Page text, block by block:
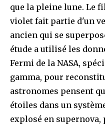
que la pleine lune. Le
violet fait partie d'un
ancien qui se
étude a utilisé les
Fermi de la NASA,
gamma, pour
astronomes pensent
étoiles dans un
explosé en